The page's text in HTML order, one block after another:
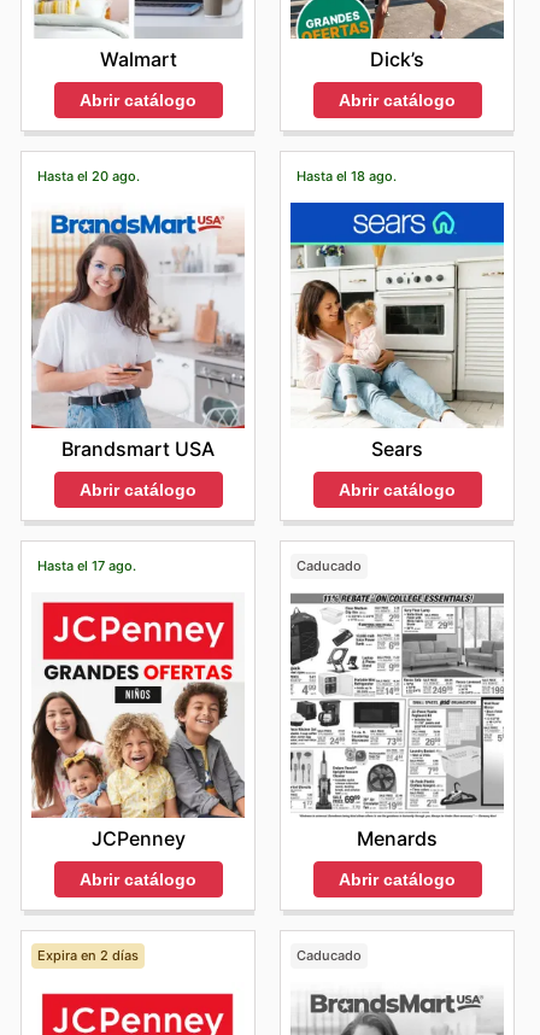
Walmart
Abrir catálogo
Dick’s
Abrir catálogo
Hasta el 20 ago.
Brandsmart USA
Abrir catálogo
Hasta el 18 ago.
Sears
Abrir catálogo
Hasta el 17 ago.
JCPenney
Abrir catálogo
Caducado
Menards
Abrir catálogo
Expira en 2 días Caducado